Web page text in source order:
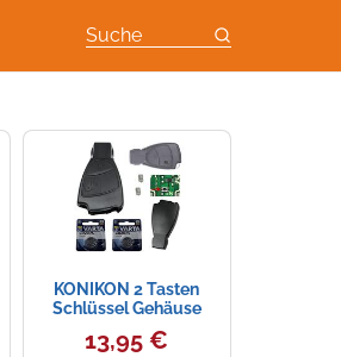
Suche
KONIKON 2 Tasten
Schlüssel Gehäuse
Ersatz Funk
Fernbedienun mit 2X
13,95 €